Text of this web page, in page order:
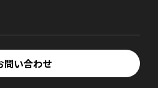
問い合わせ